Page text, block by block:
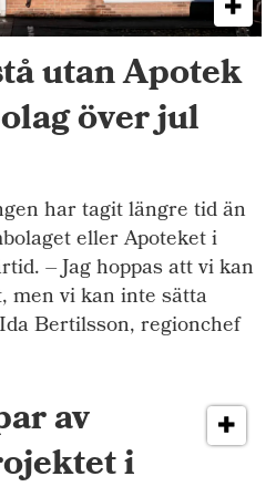
utan Apotek
över jul
har tagit längre tid än
eller Apoteket i
– Jag hoppas att vi kan
men vi kan inte sätta
Bertilsson, regionchef
av
i